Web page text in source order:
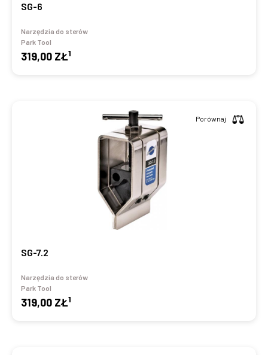
SG-6
Narzędzia do sterów
Park Tool
319,00 ZŁ1
SG-7.2
Narzędzia do sterów
Park Tool
319,00 ZŁ1
Porównaj